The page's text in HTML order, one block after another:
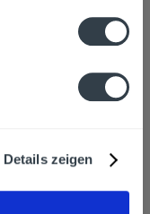
Details zeigen